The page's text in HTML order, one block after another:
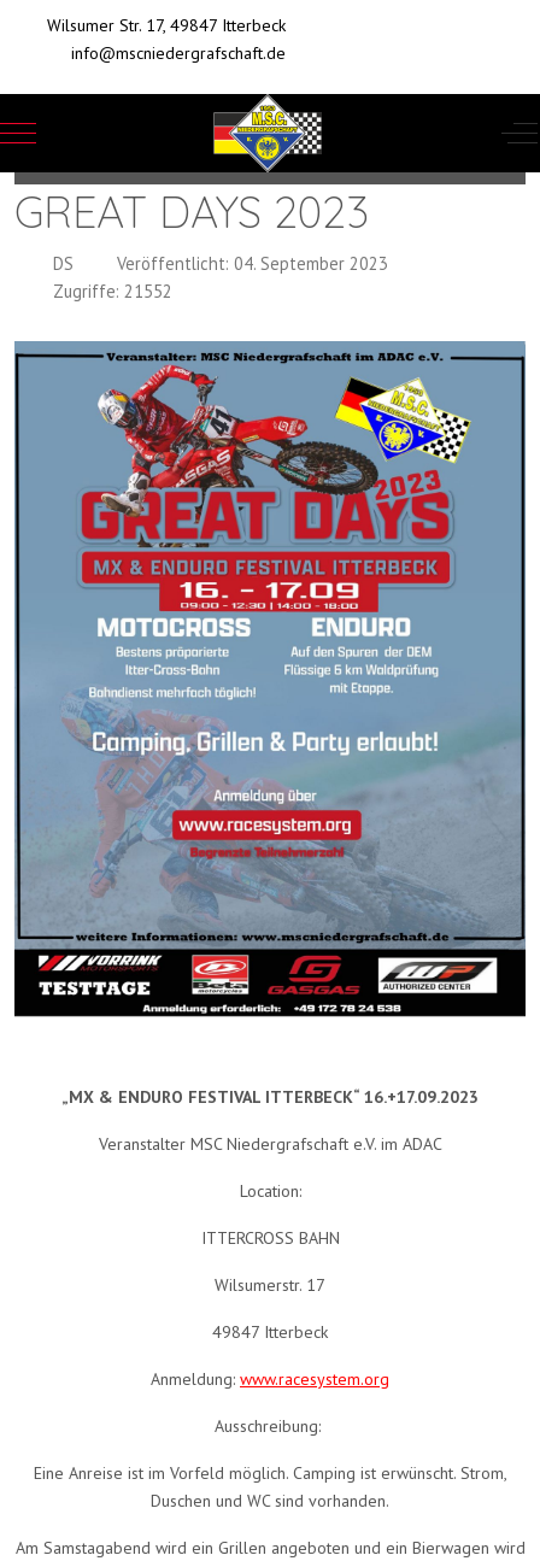
Wilsumer Str. 17, 49847 Itterbeck
info@mscniedergrafschaft.de
Mobile Menu Toggle
GREAT DAYS 2023
DS
Veröffentlicht: 04. September 2023
Zugriffe: 21552
„MX & ENDURO FESTIVAL ITTERBECK“ 16.+17.09.2023
Veranstalter MSC Niedergrafschaft e.V. im ADAC
Location:
ITTERCROSS BAHN
Wilsumerstr. 17
49847 Itterbeck
Anmeldung: www.racesystem.org
Ausschreibung:
Eine Anreise ist im Vorfeld möglich. Camping ist erwünscht. Strom,
Duschen und WC sind vorhanden.
Am Samstagabend wird ein Grillen angeboten und ein Bierwagen wird